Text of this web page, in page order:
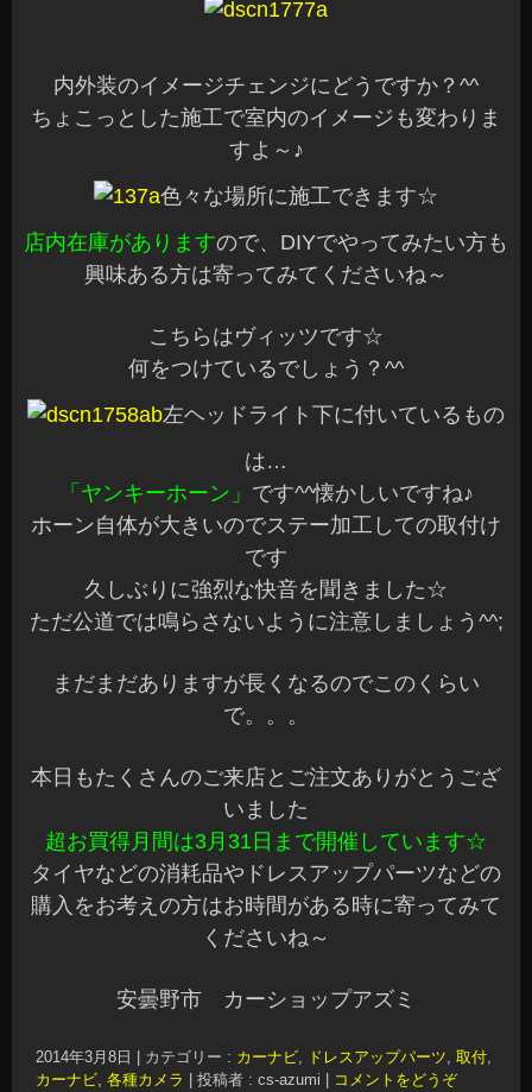
内外装のイメージチェンジにどうですか？^^
ちょこっとした施工で室内のイメージも変わりま
すよ～♪
色々な場所に施工できます☆
店内在庫がありますので、DIYでやってみたい方も
興味ある方は寄ってみてくださいね～
こちらはヴィッツです☆
何をつけているでしょう？^^
左ヘッドライト下に付いているもの
は…
「ヤンキーホーン」 です^^懐かしいですね♪
ホーン自体が大きいのでステー加工しての取付け
です
久しぶりに強烈な快音を聞きました☆
ただ公道では鳴らさないように注意しましょう^^;
まだまだありますが長くなるのでこのくらい
で。。。
本日もたくさんのご来店とご注文ありがとうござ
いました
超お買得月間は3月31日まで開催しています☆
タイヤなどの消耗品やドレスアップパーツなどの
購入をお考えの方はお時間がある時に寄ってみて
くださいね～
安曇野市 カーショップアズミ
2014年3月8日 カテゴリー : カーナビ, ドレスアップパーツ, 取付,
カーナビ, 各種カメラ
投稿者 : cs-azumi コメントをどうぞ